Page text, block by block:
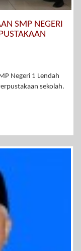
SMP NEGERI
Negeri 1 Lendah
sekolah.